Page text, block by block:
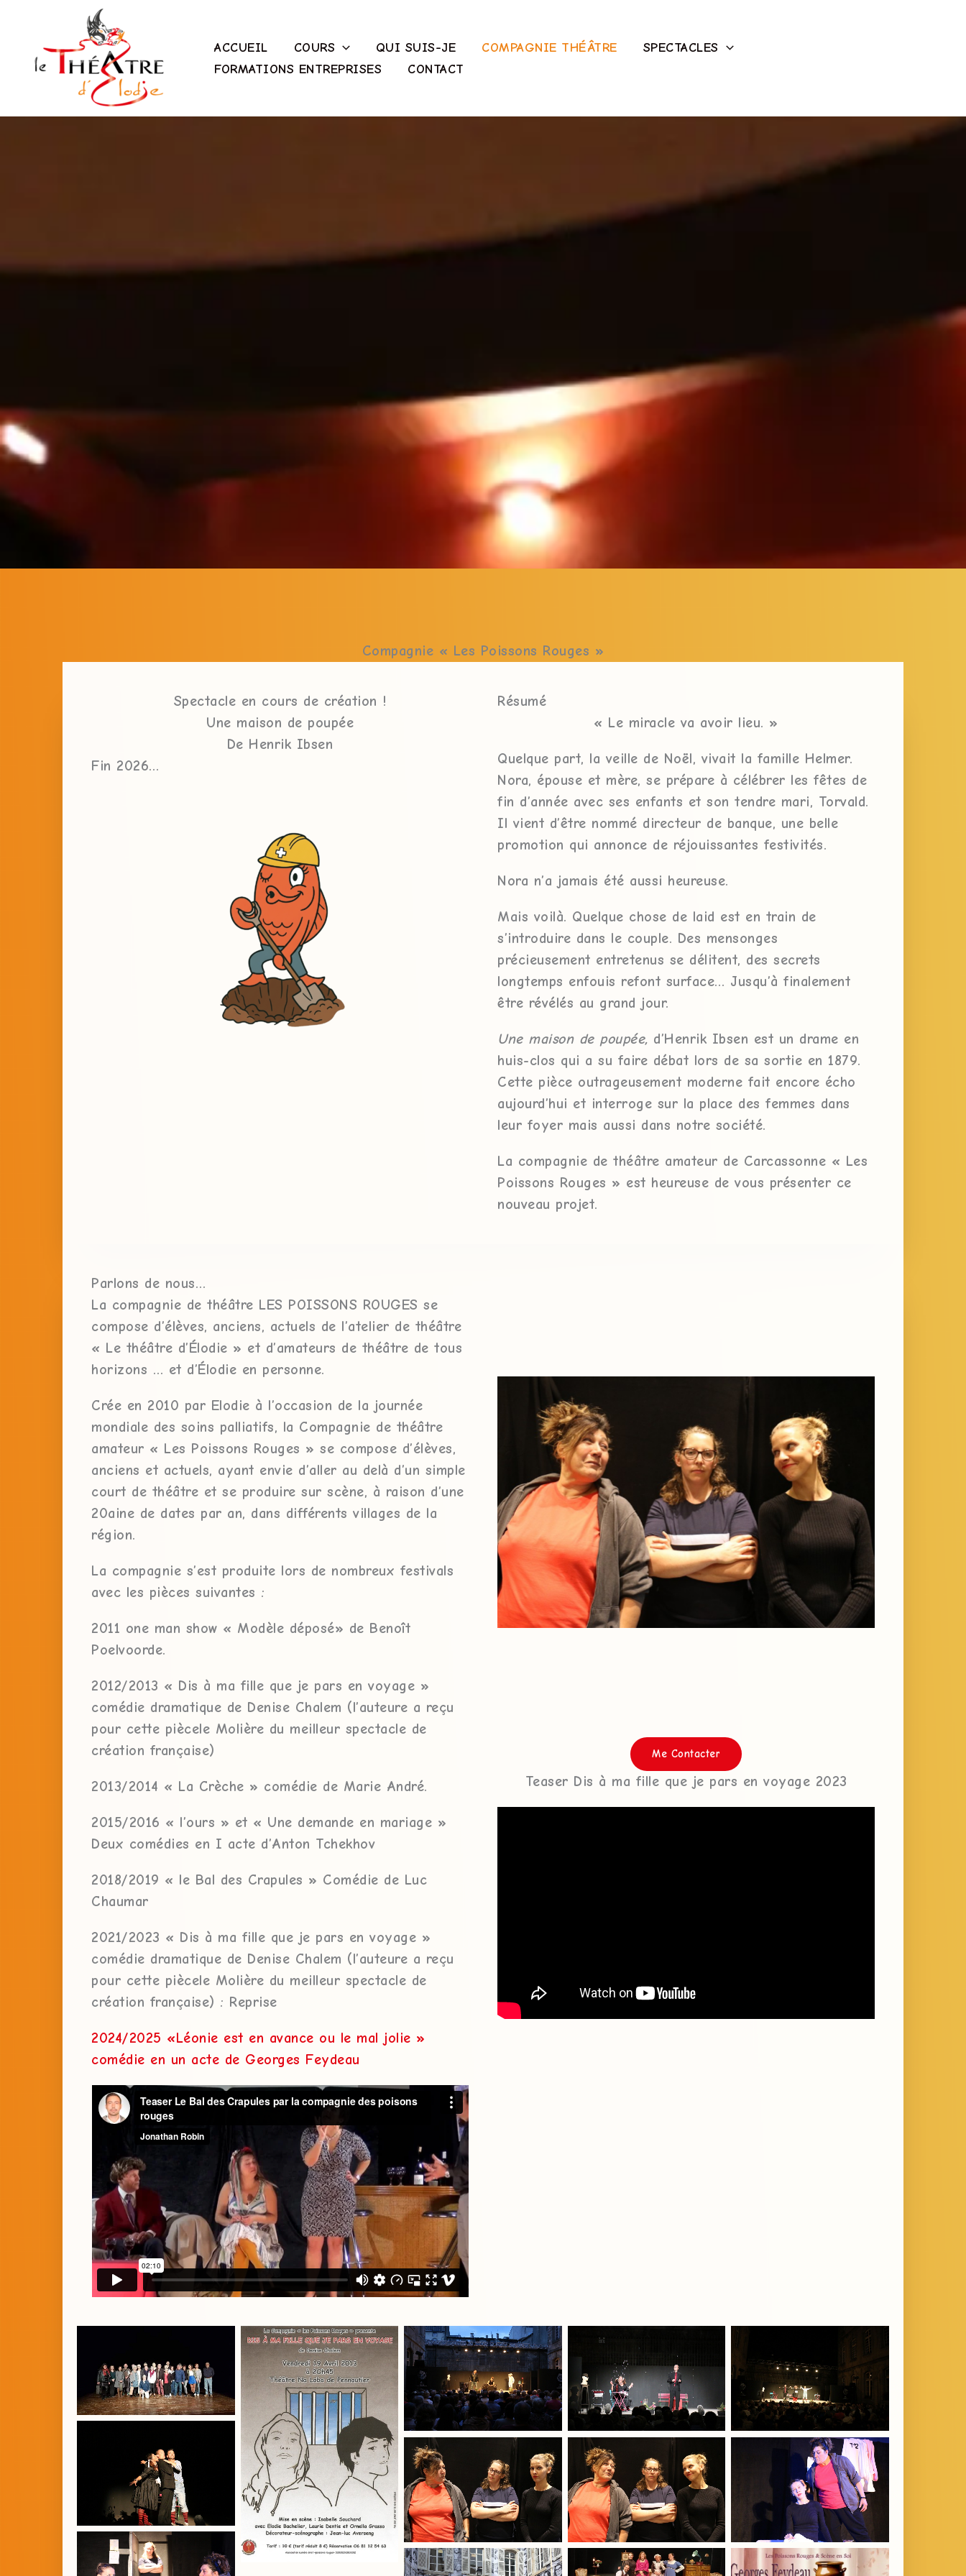
contenu
ACCUEIL COURS QUI SUIS-JE COMPAGNIE THÉÂTRE
SPECTACLES
FORMATIONS ENTREPRISES
CONTACT
Compagnie « Les Poissons Rouges »
Spectacle en cours de création !
Une maison de poupée
De Henrik Ibsen
Fin 2026…
Résumé
« Le miracle va avoir lieu. »
Quelque part, la veille de Noël, vivait la famille Helmer.
Nora, épouse et mère, se prépare à célébrer les fêtes de
fin d’année avec ses enfants et son tendre mari, Torvald.
Il vient d’être nommé directeur de banque, une belle
promotion qui annonce de réjouissantes festivités.
Nora n’a jamais été aussi heureuse.
Mais voilà. Quelque chose de laid est en train de
s’introduire dans le couple. Des mensonges
précieusement entretenus se délitent, des secrets
longtemps enfouis refont surface… Jusqu’à finalement
être révélés au grand jour.
Une maison de poupée, d’Henrik Ibsen est un drame en
huis-clos qui a su faire débat lors de sa sortie en 1879.
Cette pièce outrageusement moderne fait encore écho
aujourd’hui et interroge sur la place des femmes dans
leur foyer mais aussi dans notre société.
La compagnie de théâtre amateur de Carcassonne « Les
Poissons Rouges » est heureuse de vous présenter ce
nouveau projet.
Parlons de nous…
La compagnie de théâtre LES POISSONS ROUGES se
compose d’élèves, anciens, actuels de l’atelier de théâtre
« Le théâtre d’Élodie » et d’amateurs de théâtre de tous
horizons … et d’Élodie en personne.
Crée en 2010 par Elodie à l’occasion de la journée
mondiale des soins palliatifs, la Compagnie de théâtre
amateur « Les Poissons Rouges » se compose d’élèves,
anciens et actuels, ayant envie d’aller au delà d’un simple
court de théâtre et se produire sur scène, à raison d’une
20aine de dates par an, dans différents villages de la
région.
La compagnie s’est produite lors de nombreux festivals
avec les pièces suivantes :
2011 one man show « Modèle déposé» de Benoît
Poelvoorde.
2012/2013 « Dis à ma fille que je pars en voyage »
comédie dramatique de Denise Chalem (l’auteure a reçu
pour cette piècele Molière du meilleur spectacle de
création française)
2013/2014 « La Crèche » comédie de Marie André.
2015/2016 « l’ours » et « Une demande en mariage »
Deux comédies en I acte d’Anton Tchekhov
2018/2019 « le Bal des Crapules » Comédie de Luc
Chaumar
2021/2023 « Dis à ma fille que je pars en voyage »
comédie dramatique de Denise Chalem (l’auteure a reçu
pour cette piècele Molière du meilleur spectacle de
création française) : Reprise
2024/2025 «Léonie est en avance ou le mal jolie »
comédie en un acte de Georges Feydeau
Me Contacter
Teaser Dis à ma fille que je pars en voyage 2023